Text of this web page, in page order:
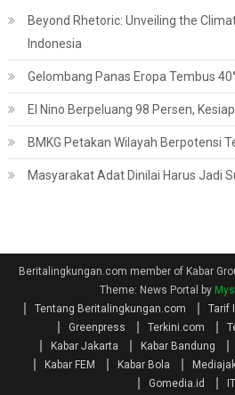
Beyond Rhetoric: Unveiling the
Indonesia
Gelombang Panas Eropa Tembus
El Nino Berpeluang 98 Persen,
BMKG Petakan Wilayah Berpotensi
Masyarakat Adat Dinilai Harus Jadi
Beritalingkungan.com member of Kabar
Theme: News Portal by
Tentang Beritalingkungan.com
Tarif
Greenpress
Terkini.com
Kabar Jakarta
Kabar Bandung
Kabar FEM
Kabar Bola
Gomedia.id